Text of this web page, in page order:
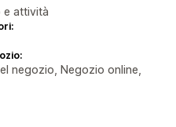
e attività
negozio, Negozio online,